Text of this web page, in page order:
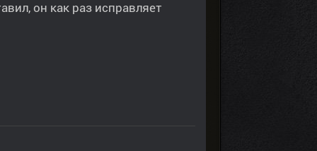
он как раз исправляет